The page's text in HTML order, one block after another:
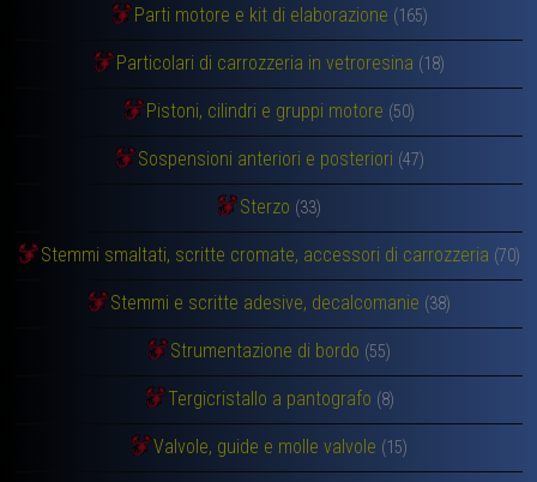
Parti motore e kit di elaborazione (165)
Particolari di carrozzeria in vetroresina (18)
Pistoni, cilindri e gruppi motore (50)
Sospensioni anteriori e posteriori (47)
Sterzo (33)
Stemmi smaltati, scritte cromate, accessori di carrozzeria (70)
Stemmi e scritte adesive, decalcomanie (38)
Strumentazione di bordo (55)
Tergicristallo a pantografo (8)
Valvole, guide e molle valvole (15)